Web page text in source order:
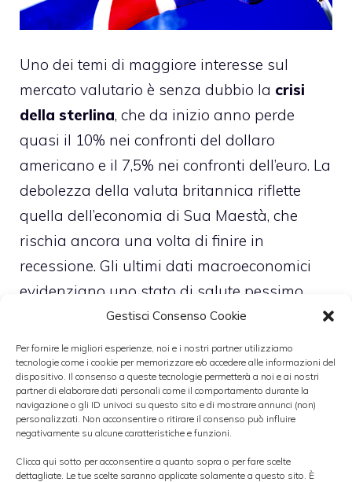
Gestisci Consenso Cookie
Per fornire le migliori esperienze, noi e i nostri partner utilizziamo
tecnologie come i cookie per memorizzare e/o accedere alle informazioni del
dispositivo. Il consenso a queste tecnologie permetterà a noi e ai nostri
partner di elaborare dati personali come il comportamento durante la
navigazione o gli ID univoci su questo sito e di mostrare annunci (non)
personalizzati. Non acconsentire o ritirare il consenso può influire
negativamente su alcune caratteristiche e funzioni.
Clicca qui sotto per acconsentire a quanto sopra o per fare scelte
dettagliate. Le tue scelte saranno applicate solamente a questo sito. È
Uno dei temi di maggiore interesse sul
mercato valutario è senza dubbio la crisi
della sterlina, che da inizio anno perde
quasi il 10% nei confronti del dollaro
americano e il 7,5% nei confronti dell’euro. La
debolezza della valuta britannica riflette
quella dell’economia di Sua Maestà, che
rischia ancora una volta di finire in
recessione. Gli ultimi dati macroeconomici
evidenziano uno stato di salute pessimo
dell’economia britannica. Ieri anche la
produzione industriale è risultata in calo e
inferiore alle aspettative.
Categorie
Forex